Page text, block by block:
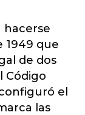
hacerse
1949 que
de dos
Código
el
las